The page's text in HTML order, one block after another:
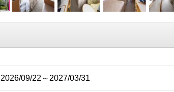
2026/09/22～2027/03/31